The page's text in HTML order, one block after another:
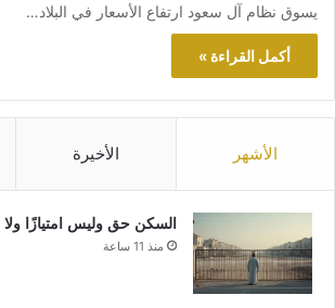
يسوق نظام آل سعود ارتفاع الأسعار في البلاد…
أكمل القراءة »
الأشهر الأخيرة
السكن حق وليس امتيازًا ولا
منذ 11 ساعة